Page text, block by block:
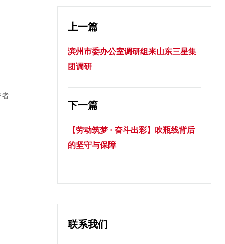
上一篇
滨州市委办公室调研组来山东三星集
团调研
下一篇
【劳动筑梦 · 奋斗出彩】吹瓶线背后
的坚守与保障
联系我们